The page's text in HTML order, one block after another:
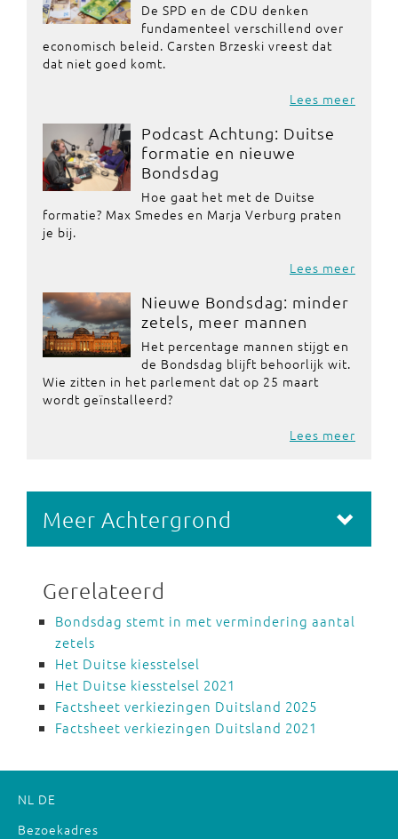
De SPD en de CDU denken
fundamenteel verschillend over
economisch beleid. Carsten Brzeski vreest dat
dat niet goed komt.
Lees meer
Podcast Achtung: Duitse
formatie en nieuwe
Bondsdag
Hoe gaat het met de Duitse
formatie? Max Smedes en Marja Verburg praten
je bij.
Lees meer
Nieuwe Bondsdag: minder
zetels, meer mannen
Het percentage mannen stijgt en
de Bondsdag blijft behoorlijk wit.
Wie zitten in het parlement dat op 25 maart
wordt geïnstalleerd?
Lees meer
Meer Achtergrond
Gerelateerd
Bondsdag stemt in met vermindering aantal
zetels
Het Duitse kiesstelsel
Het Duitse kiesstelsel 2021
Factsheet verkiezingen Duitsland 2025
Factsheet verkiezingen Duitsland 2021
NL DE
Bezoekadres